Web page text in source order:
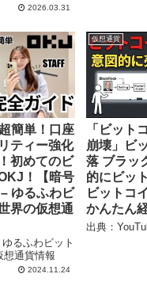
2026.03.31
簡単！口座
ティー強化
初めてのビ
！【暗号
ゆるふわビ
界の仮想通
るふわビット
想通貨情報
2024.11.24
仮想通貨
「ビット
崩壊」ビ
落 ブラッ
的にビッ
ビットコ
かんたん
出典：